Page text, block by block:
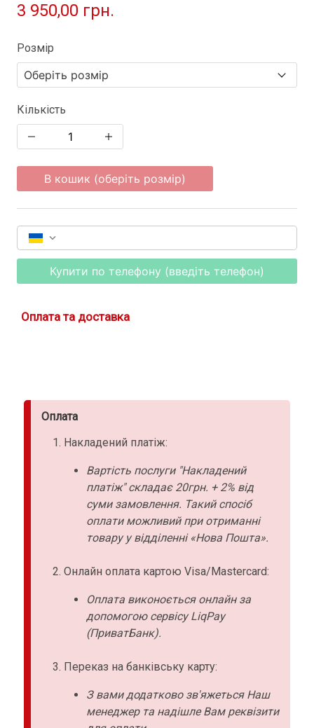
3 950,00 грн.
Розмір
Кількість
В кошик (оберіть розмір)
Купити по телефону (введіть телефон)
Оплата та доставка
Оплата
Накладений платіж:
Вартість послуги "Накладений
платіж" складає 20грн. + 2% від
суми замовлення. Такий спосіб
оплати можливий при отриманні
товару у відділенні «Нова Пошта».
Онлайн оплата картою Visa/Mastercard:
Оплата виконоється онлайн за
допомогою сервісу LiqPay
(ПриватБанк).
Переказ на банківську карту:
З вами додатково зв'яжеться Наш
менеджер та надішле Вам реквізити